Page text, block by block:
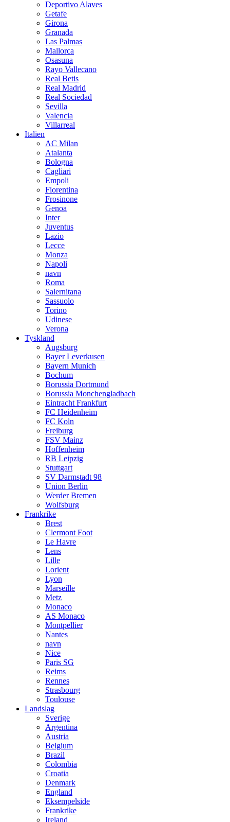
Deportivo Alaves
Getafe
Girona
Granada
Las Palmas
Mallorca
Osasuna
Rayo Vallecano
Real Betis
Real Madrid
Real Sociedad
Sevilla
Valencia
Villarreal
Italien
AC Milan
Atalanta
Bologna
Cagliari
Empoli
Fiorentina
Frosinone
Genoa
Inter
Juventus
Lazio
Lecce
Monza
Napoli
navn
Roma
Salernitana
Sassuolo
Torino
Udinese
Verona
Tyskland
Augsburg
Bayer Leverkusen
Bayern Munich
Bochum
Borussia Dortmund
Borussia Monchengladbach
Eintracht Frankfurt
FC Heidenheim
FC Koln
Freiburg
FSV Mainz
Hoffenheim
RB Leipzig
Stuttgart
SV Darmstadt 98
Union Berlin
Werder Bremen
Wolfsburg
Frankrike
Brest
Clermont Foot
Le Havre
Lens
Lille
Lorient
Lyon
Marseille
Metz
Monaco
AS Monaco
Montpellier
Nantes
navn
Nice
Paris SG
Reims
Rennes
Strasbourg
Toulouse
Landslag
Sverige
Argentina
Austria
Belgium
Brazil
Colombia
Croatia
Denmark
England
Eksempelside
Frankrike
Ireland